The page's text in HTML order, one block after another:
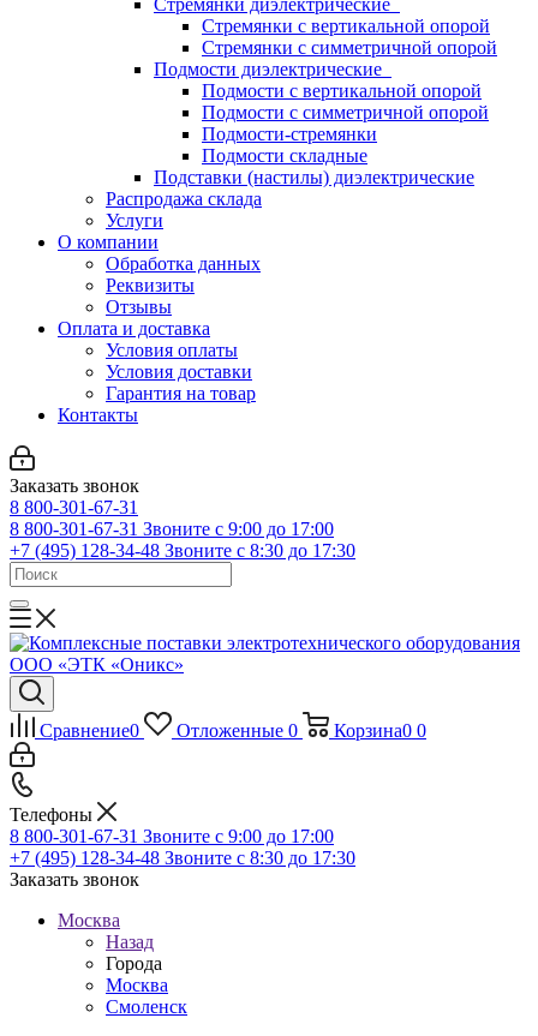
Стремянки диэлектрические
Стремянки с вертикальной опорой
Стремянки с симметричной опорой
Подмости диэлектрические
Подмости с вертикальной опорой
Подмости с симметричной опорой
Подмости-стремянки
Подмости складные
Подставки (настилы) диэлектрические
Распродажа склада
Услуги
О компании
Обработка данных
Реквизиты
Отзывы
Оплата и доставка
Условия оплаты
Условия доставки
Гарантия на товар
Контакты
Заказать звонок
8 800-301-67-31
8 800-301-67-31 Звоните с 9:00 до 17:00
+7 (495) 128-34-48 Звоните с 8:30 до 17:30
Сравнение0 Отложенные 0 Корзина0 0
Телефоны
8 800-301-67-31 Звоните с 9:00 до 17:00
+7 (495) 128-34-48 Звоните с 8:30 до 17:30
Заказать звонок
Москва
Назад
Города
Москва
Смоленск